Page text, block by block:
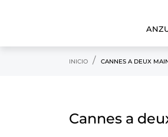
INICIO CANNES A DEUX
Cannes a